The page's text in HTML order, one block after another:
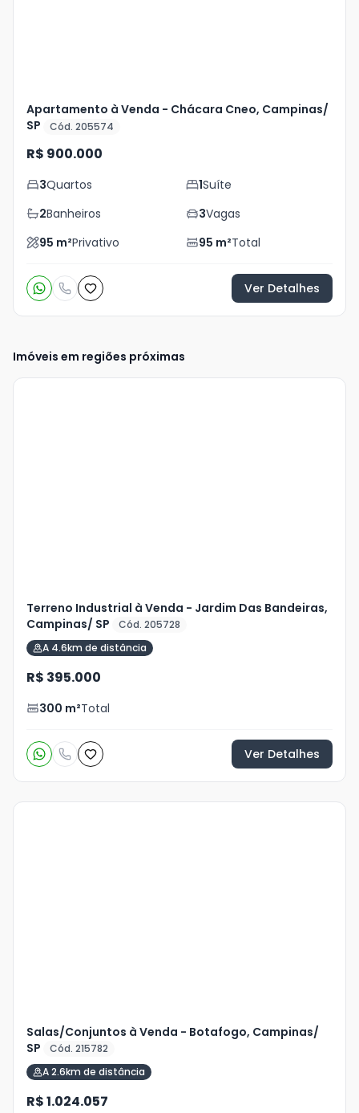
Apartamento à Venda - Chácara Cneo, Campinas/
SP
Cód. 205574
R$ 900.000
3Quartos 1Suíte
2Banheiros 3Vagas
95 m²Privativo 95 m²Total
Ver Detalhes
Imóveis em regiões próximas
Terreno Industrial à Venda - Jardim Das Bandeiras,
Campinas/ SP
Cód. 205728
A 4.6km de distância
R$ 395.000
300 m²Total
Ver Detalhes
Salas/Conjuntos à Venda - Botafogo, Campinas/
SP
Cód. 215782
A 2.6km de distância
R$ 1.024.057